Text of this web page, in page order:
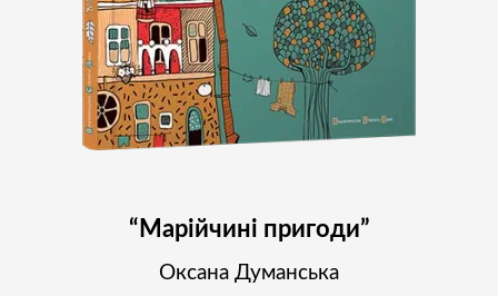
“Марійчині пригоди”
Оксана Думанська
Підпишіться на наш
Instagram і слідкуйте за
новинами проєкту